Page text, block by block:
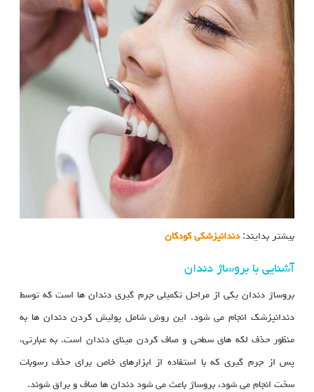
بیشتر بدایند:دندانپزشکی کودکان
آشنایی با بروساژ دندان
بروساژ دندان یکی از مراحل تکمیلی جرم‌ گیری دندان‌ ها است که توسط
دندانپزشک انجام می‌ شود. این روش شامل پولیش کردن دندان‌ ها به
منظور حذف لکه‌ های سطحی و صاف کردن مینای دندان است. به عبارتی،
پس از جرم‌ گیری که با استفاده از ابزارهای خاص برای حذف رسوبات
سخت انجام می‌ شود، بروساژ باعث می‌ شود دندان‌ ها صاف و براق شوند.